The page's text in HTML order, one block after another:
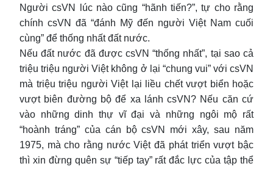
Người csVN lúc nào cũng “hãnh tiến?”, tự cho rằng
chính csVN đã “đánh Mỹ đến người Việt Nam cuối
cùng” để thống nhất đất nước.
Nếu đất nước đã được csVN “thống nhất”, tại sao cả
triệu triệu người Việt không ở lại “chung vui” với csVN
mà triệu triệu người Việt lại liều chết vượt biển hoặc
vượt biên đường bộ để xa lánh csVN? Nếu căn cứ
vào những dinh thự vĩ đại và những ngôi mộ rất
“hoành tráng” của cán bộ csVN mới xây, sau năm
1975, mà cho rằng nước Việt đã phát triển vượt bậc
thì xin đừng quên sự “tiếp tay” rất đắc lực của tập thể